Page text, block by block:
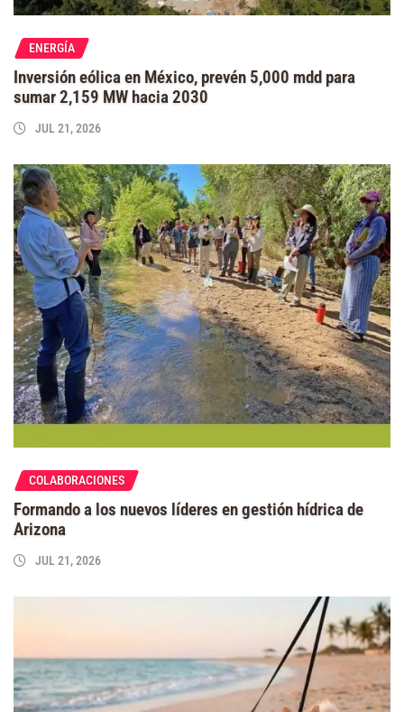
ENERGÍA
Inversión eólica en México, prevén 5,000 mdd para
sumar 2,159 MW hacia 2030
JUL 21, 2026
COLABORACIONES
Formando a los nuevos líderes en gestión hídrica de
Arizona
JUL 21, 2026